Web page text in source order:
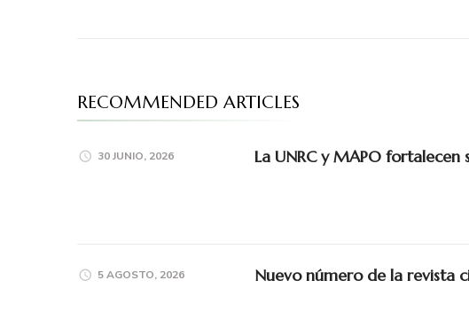
RECOMMENDED ARTICLES
30 JUNIO, 2026 La UNRC y MAPO
5 AGOSTO, 2026 Nuevo número de la revista